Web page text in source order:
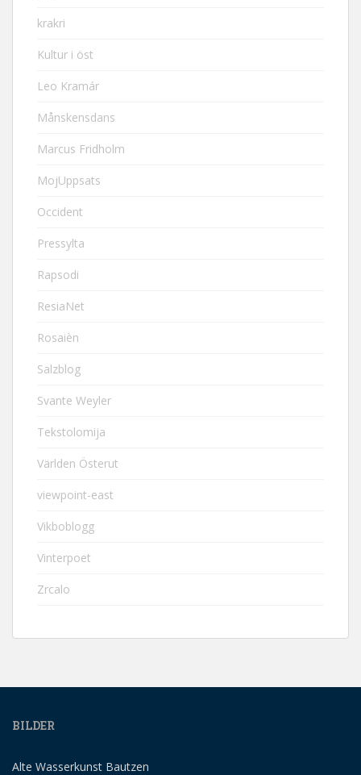
krakri
Kultur i öst
Leo Kramár
Månskensdans
Marcus Fridholm
MojUppsats
Occident
Pressylta
Rapsodi
ResiaNet
Rosaièn
Salzblog
Svante Weyler
Tekstolomija
Världen Österut
viewpoint-east
Vikboblogg
Vinterpoet
Zrcalo
BILDER
Alte Wasserkunst Bautzen